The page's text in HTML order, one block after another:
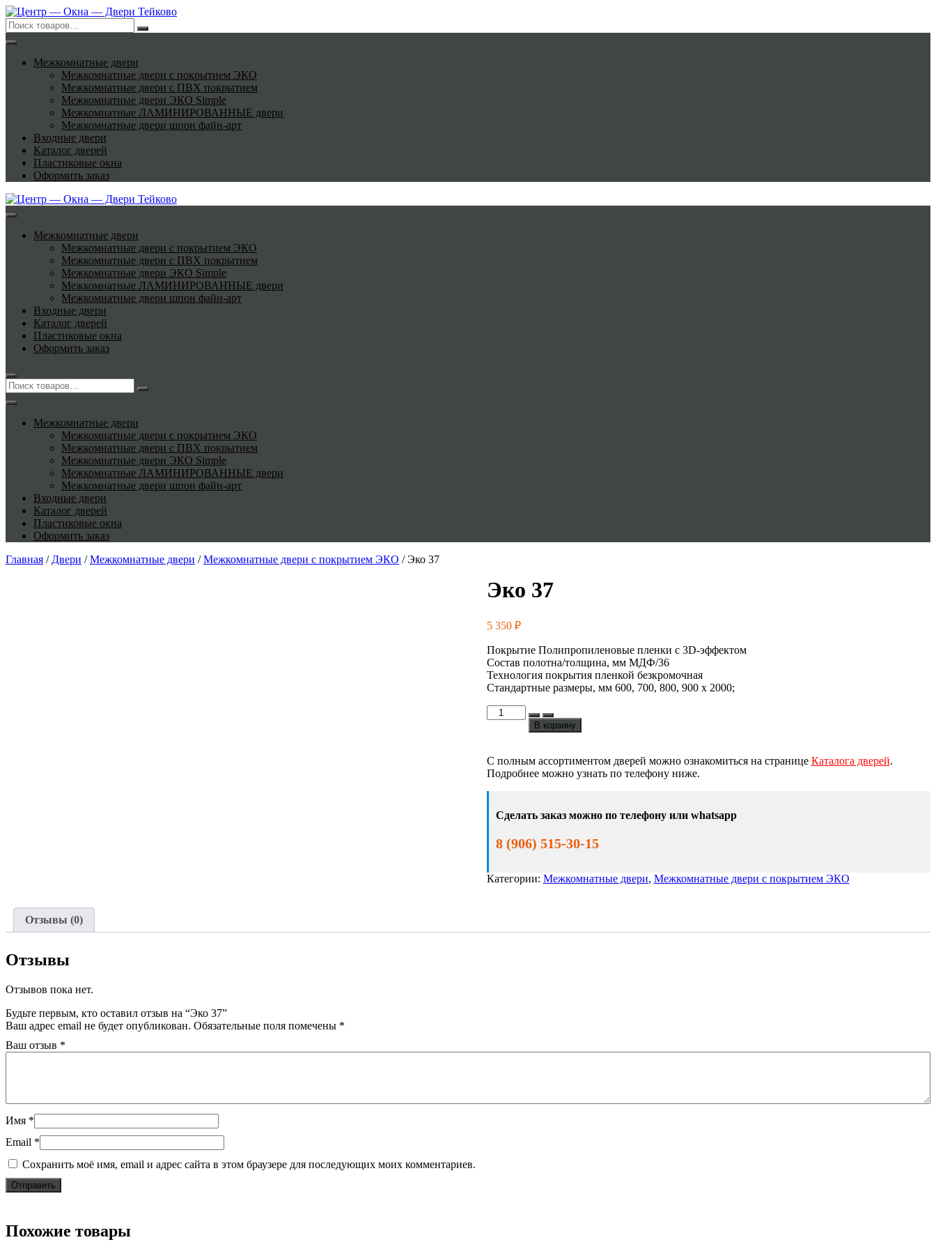
Перейти
к
содержимому
Межкомнатные двери
Межкомнатные двери с покрытием ЭКО
Межкомнатные двери с ПВХ покрытием
Межкомнатные двери ЭКО Simple
Межкомнатные ЛАМИНИРОВАННЫЕ двери
Межкомнатные двери шпон файн-арт
Входные двери
Каталог дверей
Пластиковые окна
Оформить заказ
Межкомнатные двери
Межкомнатные двери с покрытием ЭКО
Межкомнатные двери с ПВХ покрытием
Межкомнатные двери ЭКО Simple
Межкомнатные ЛАМИНИРОВАННЫЕ двери
Межкомнатные двери шпон файн-арт
Входные двери
Каталог дверей
Пластиковые окна
Оформить заказ
Межкомнатные двери
Межкомнатные двери с покрытием ЭКО
Межкомнатные двери с ПВХ покрытием
Межкомнатные двери ЭКО Simple
Межкомнатные ЛАМИНИРОВАННЫЕ двери
Межкомнатные двери шпон файн-арт
Входные двери
Каталог дверей
Пластиковые окна
Оформить заказ
Главная / Двери /Межкомнатные двери /Межкомнатные двери с покрытием ЭКО / Эко 37
Эко 37
5 350 ₽
Покрытие Полипропиленовые пленки с 3D-эффектом
Состав полотна/толщина, мм МДФ/36
Технология покрытия пленкой безкромочная
Стандартные размеры, мм 600, 700, 800, 900 х 2000;
Количество
товара
В корзину
С полным ассортиментом дверей можно ознакомиться на странице Каталога дверей.
Подробнее можно узнать по телефону ниже.
Сделать заказ можно по телефону или whatsapp
8 (906) 515-30-15
Категории: Межкомнатные двери, Межкомнатные двери с покрытием ЭКО
Отзывы (0)
Отзывы
Отзывов пока нет.
Будьте первым, кто оставил отзыв на “Эко 37”
Ваш адрес email не будет опубликован. Обязательные поля помечены *
Ваш отзыв *
Имя *
Email *
Сохранить моё имя, email и адрес сайта в этом браузере для последующих моих комментариев.
Похожие товары